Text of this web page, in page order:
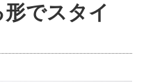
でスタイ